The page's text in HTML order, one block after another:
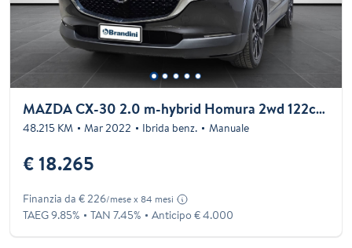
MAZDA CX-30 2.0 m-hybrid Homura 2wd 122cv 6mt
48.215 KM Mar 2022 Ibrida benz. Manuale
€ 18.265
Finanzia da € 226/mese x 84 mesi
TAEG 9.85% TAN 7.45% Anticipo € 4.000